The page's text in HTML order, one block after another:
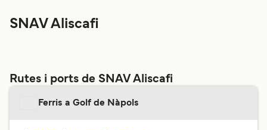
SNAV Aliscafi
Rutes i ports de SNAV Aliscafi
Ferris a Golf de Nàpols